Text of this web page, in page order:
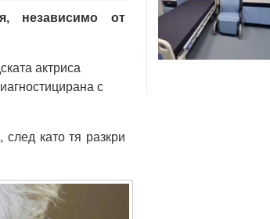
независимо от
актриса
с
след като тя разкри